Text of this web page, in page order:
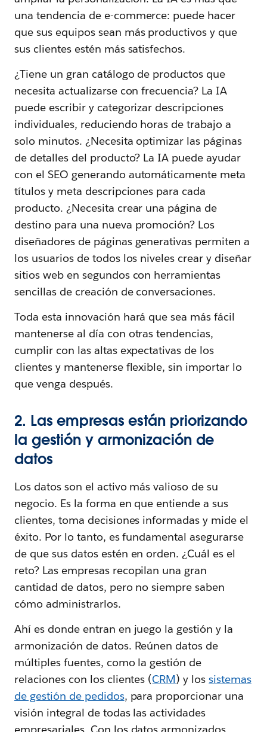
una tendencia de e-commerce: puede hacer
que sus equipos sean más productivos y que
sus clientes estén más satisfechos.
¿Tiene un gran catálogo de productos que
necesita actualizarse con frecuencia? La IA
puede escribir y categorizar descripciones
individuales, reduciendo horas de trabajo a
solo minutos. ¿Necesita optimizar las páginas
de detalles del producto? La IA puede ayudar
con el SEO generando automáticamente meta
títulos y meta descripciones para cada
producto. ¿Necesita crear una página de
destino para una nueva promoción? Los
diseñadores de páginas generativas permiten a
los usuarios de todos los niveles crear y diseñar
sitios web en segundos con herramientas
sencillas de creación de conversaciones.
Toda esta innovación hará que sea más fácil
mantenerse al día con otras tendencias,
cumplir con las altas expectativas de los
clientes y mantenerse flexible, sin importar lo
que venga después.
2. Las empresas están priorizando
la gestión y armonización de
datos
Los datos son el activo más valioso de su
negocio. Es la forma en que entiende a sus
clientes, toma decisiones informadas y mide el
éxito. Por lo tanto, es fundamental asegurarse
de que sus datos estén en orden. ¿Cuál es el
reto? Las empresas recopilan una gran
cantidad de datos, pero no siempre saben
cómo administrarlos.
Ahí es donde entran en juego la gestión y la
armonización de datos. Reúnen datos de
múltiples fuentes, como la gestión de
relaciones con los clientes (CRM) y lossistemas
de gestión de pedidos, para proporcionar una
visión integral de todas las actividades